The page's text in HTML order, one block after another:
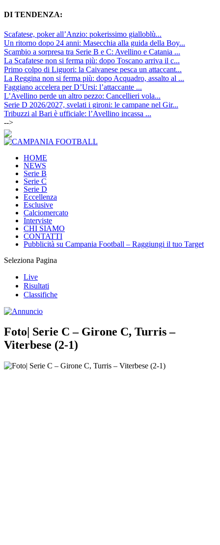
DI TENDENZA:
Scafatese, poker all’Anzio: pokerissimo gialloblù...
Un ritorno dopo 24 anni: Masecchia alla guida della Boy...
Scambio a sorpresa tra Serie B e C: Avellino e Catania ...
La Scafatese non si ferma più: dopo Toscano arriva il c...
Primo colpo di Liguori: la Caivanese pesca un attaccant...
La Reggina non si ferma più: dopo Acquadro, assalto al ...
Faggiano accelera per D’Ursi: l’attaccante ...
L’Avellino perde un altro pezzo: Cancellieri vola...
Serie D 2026/2027, svelati i gironi: le campane nel Gir...
Tribuzzi al Bari è ufficiale: l’Avellino incassa ...
-->
HOME
NEWS
Serie B
Serie C
Serie D
Eccellenza
Esclusive
Calciomercato
Interviste
CHI SIAMO
CONTATTI
Pubblicità su Campania Football – Raggiungi il tuo Target
Seleziona Pagina
Live
Risultati
Classifiche
Foto| Serie C – Girone C, Turris –
Viterbese (2-1)